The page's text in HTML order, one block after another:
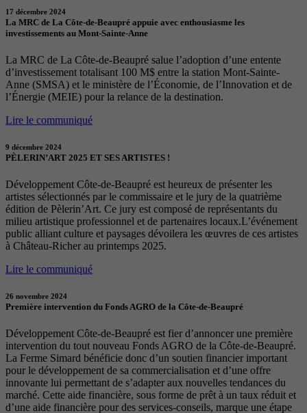
17 décembre 2024
La MRC de La Côte-de-Beaupré appuie avec enthousiasme les
investissements au Mont-Sainte-Anne
La MRC de La Côte-de-Beaupré salue l’adoption d’une entente
d’investissement totalisant 100 M$ entre la station Mont-Sainte-
Anne (SMSA) et le ministère de l’Économie, de l’Innovation et de
l’Énergie (MEIE) pour la relance de la destination.
Lire le communiqué
9 décembre 2024
PÈLERIN’ART 2025 ET SES ARTISTES !
Développement Côte-de-Beaupré est heureux de présenter les
artistes sélectionnés par le commissaire et le jury de la quatrième
édition de Pèlerin’Art. Ce jury est composé de représentants du
milieu artistique professionnel et de partenaires locaux.L’événement
public alliant culture et paysages dévoilera les œuvres de ces artistes
à Château-Richer au printemps 2025.
Lire le communiqué
26 novembre 2024
Première intervention du Fonds AGRO de la Côte-de-Beaupré
Développement Côte-de-Beaupré est fier d’annoncer une première
intervention du tout nouveau Fonds AGRO de la Côte-de-Beaupré.
La Ferme Simard bénéficie donc d’un soutien financier important
pour le développement de sa commercialisation et d’une offre
innovante lui permettant de s’adapter aux nouvelles tendances du
marché. Cette aide financière, sous forme de prêt à un taux réduit et
d’une aide financière pour des services-conseils, marque une étape